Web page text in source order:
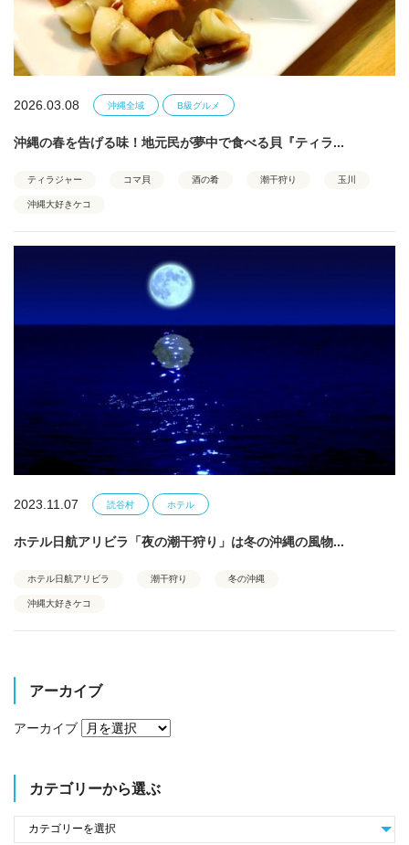
2026.03.08 沖縄全域 B級グルメ
沖縄の春を告げる味！地元民が夢中で食べる貝『ティラ...
ティラジャー コマ貝 酒の肴 潮干狩り 玉川
沖縄大好きケコ
2023.11.07 読谷村 ホテル
ホテル日航アリビラ「夜の潮干狩り」は冬の沖縄の風物...
ホテル日航アリビラ 潮干狩り 冬の沖縄
沖縄大好きケコ
アーカイブ
アーカイブ
カテゴリーから選ぶ